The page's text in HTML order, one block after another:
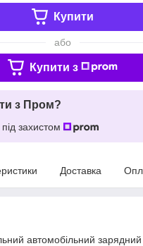
Купити
або
Купити з
з Пром?
захистом
Доставка
автомобільний